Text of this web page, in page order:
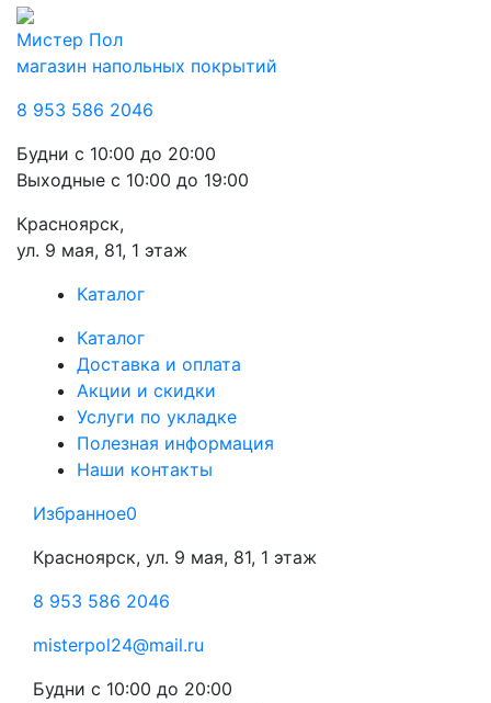
Мистер Пол
магазин напольных покрытий
8 953 586 2046
Будни с 10:00 до 20:00
Выходные с 10:00 до 19:00
Красноярск,
ул. 9 мая, 81, 1 этаж
Каталог
Каталог
Доставка и оплата
Акции и скидки
Услуги по укладке
Полезная информация
Наши контакты
Избранное0
Красноярск, ул. 9 мая, 81, 1 этаж
8 953 586 2046
misterpol24@mail.ru
Будни с 10:00 до 20:00